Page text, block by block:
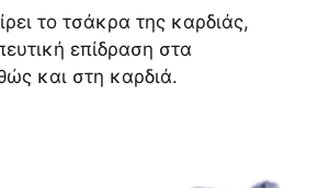
το τσάκρα της καρδιάς,
επίδραση στα
και στη καρδιά.